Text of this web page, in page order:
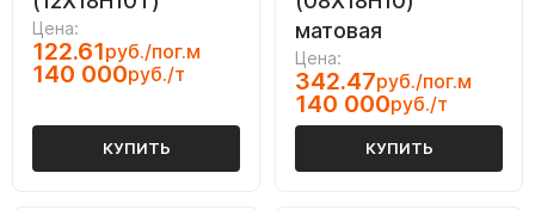
Цена:
122.61руб./пог.м
140 000руб./т
КУПИТЬ
матовая
Цена:
342.47руб./пог.м
140 000руб./т
КУПИТЬ